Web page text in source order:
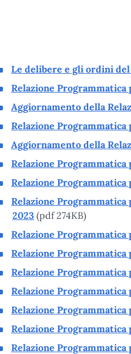
Le delibere e gli ordini
Relazione
Aggiornamento della
Relazione
Aggiornamento della
Relazione
Relazione
Relazione
2023 (pdf 274KB)
Relazione Programmatica
Relazione
Relazione Programmatica
Relazione
Relazione Programmatica
Relazione Programmatica
Relazione Programmatica